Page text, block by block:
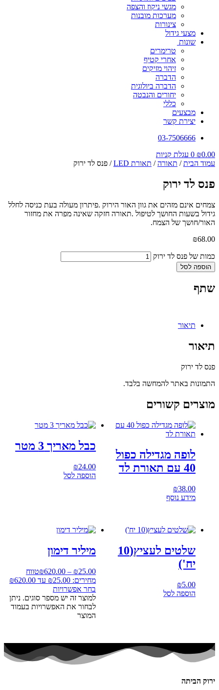
מגשי ניקוז והצפה
מערכות מובנות
צינורות
מצעי גידול
שונות
טרימרים
אחרי קטיף
זיהוי מזיקים
הדברה
הדברה ביולוגית
יחורים והנבטה
כללי
מבצעים
יצירת קשר
03-7506666
₪0.00
0 עגלת קניות
עמוד הבית/ תאורה/ תאורת LED / פנס לד ירוק
פנס לד ירוק
צמחים אינם מזהים את גוון האור הירוק .פיתרון מעולה בעת כניסה לחלל
גידול בשעות החושך לטיפול .תאורה חזקה שאינה מפרה את מחזור
האור/חושך של הצמח.
₪68.00
כמות של פנס לד ירוק
הוספה לסל
שתף
תיאור
תיאור
פנס לד ירוק
התמונות באתר להמחשה בלבד.
מוצרים קשורים
לופה מגדילה כפול
40 עם תאורת לד
₪38.00
מידע נוסף
כבל מאריך 3 מטר
₪24.00
הוספה לסל
שלטים לעציץ(10
יח')
₪5.00
הוספה לסל
מיליר דימון
₪25.00
–
₪620.00
טווח
מחירים: ⁦₪25.00⁩ עד ⁦₪620.00⁩
בחר אפשרויות
למוצר זה יש מספר סוגים. ניתן
לבחור את האפשרויות בעמוד
המוצר
ירוק הביתה